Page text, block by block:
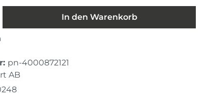
den gewünschten Wert ein oder benutze die
In den Warenkorb
pn-4000872121
AB